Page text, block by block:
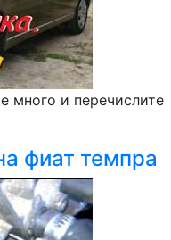
много и перечислите
фиат темпра